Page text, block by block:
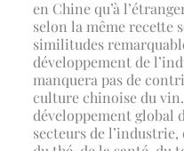
en Chine qu’à
selon la même recette
similitudes
développement de
manquera pas de
culture chinoise du
développement global
secteurs de